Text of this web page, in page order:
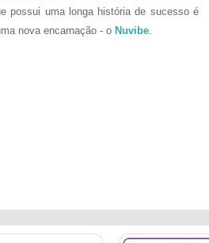
possui uma longa história de sucesso é
nova encarnação - o Nuvibe